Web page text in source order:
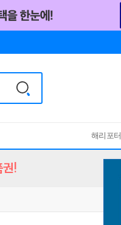
해리포터
권!